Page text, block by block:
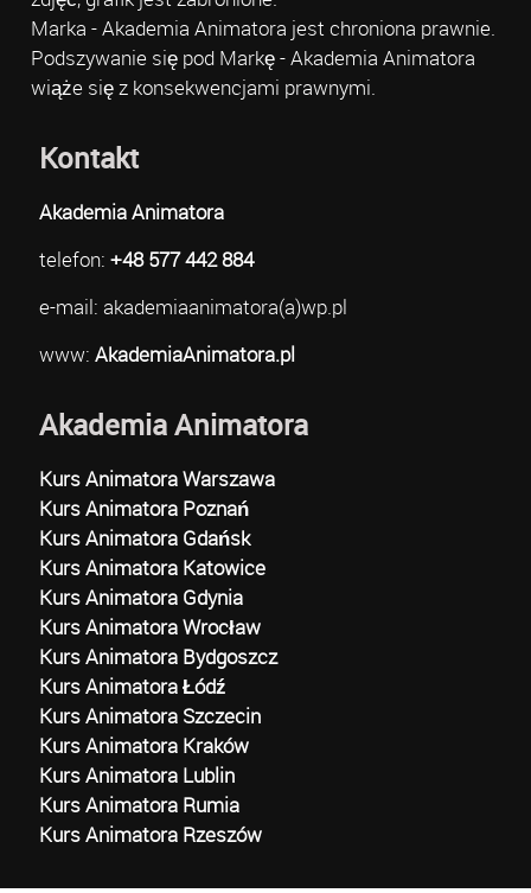
Marka - Akademia Animatora jest chroniona prawnie.
Podszywanie się pod Markę - Akademia Animatora
wiąże się z konsekwencjami prawnymi.
Kontakt
Akademia Animatora
telefon: +48 577 442 884
e-mail: akademiaanimatora(a)wp.pl
www: AkademiaAnimatora.pl
Akademia Animatora
Kurs Animatora Warszawa
Kurs Animatora Poznań
Kurs Animatora Gdańsk
Kurs Animatora Katowice
Kurs Animatora Gdynia
Kurs Animatora Wrocław
Kurs Animatora Bydgoszcz
Kurs Animatora Łódź
Kurs Animatora Szczecin
Kurs Animatora Kraków
Kurs Animatora Lublin
Kurs Animatora Rumia
Kurs Animatora Rzeszów